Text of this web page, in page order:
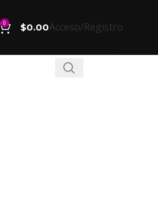
0 $0.00Acceso/Registro